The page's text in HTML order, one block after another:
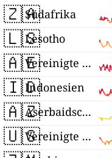
🇿🇦Südafrika
🇱🇸Lesotho
🇦🇪 Vereinigte Arabische Emirate
🇮🇩Indonesien
🇦🇿 Aserbaidschan
🇺🇸 Vereinigte Staaten